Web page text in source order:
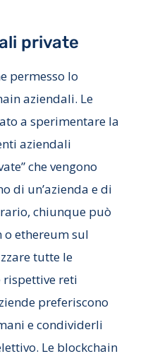
private
permesso lo
aziendali. Le
a sperimentare la
aziendali
che vengono
di un’azienda e di
chiunque può
ethereum sul
tutte le
reti
preferiscono
e condividerli
Le blockchain